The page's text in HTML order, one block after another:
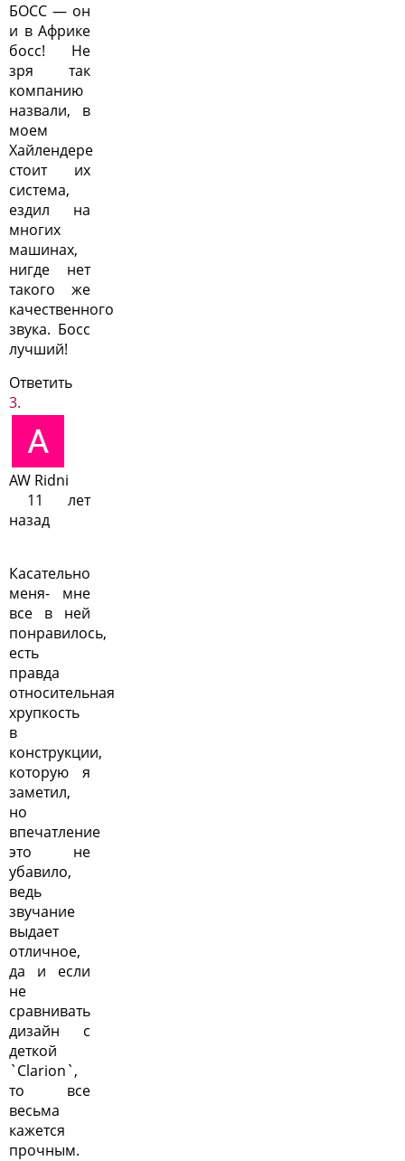
БОСС — он
и в Африке
босс! Не
зря так
компанию
назвали, в
моем
Хайлендере
стоит их
система,
ездил на
многих
машинах,
нигде нет
такого же
качественного
звука. Босс
лучший!
Ответить
AW Ridni
11 лет
назад
Касательно
меня- мне
все в ней
понравилось,
есть
правда
относительная
хрупкость
в
конструкции,
которую я
заметил,
но
впечатление
это не
убавило,
ведь
звучание
выдает
отличное,
да и если
не
сравнивать
дизайн с
деткой
`Clarion`,
то все
весьма
кажется
прочным.